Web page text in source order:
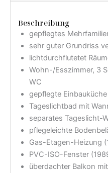
Beschreibung
gepflegtes
sehr guter Grundriss
lichtdurchflutetet
Wohn-/Esszimmer, 3
WC
gepflegte
Tageslichtbad mit
separates Tageslicht-
pflegeleichte
Gas-Etagen-Heizung
PVC-ISO-Fenster
überdachter Balkon